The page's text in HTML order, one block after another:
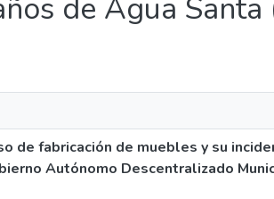
de Agua Santa
de fabricación de muebles y su
Autónomo Descentralizado